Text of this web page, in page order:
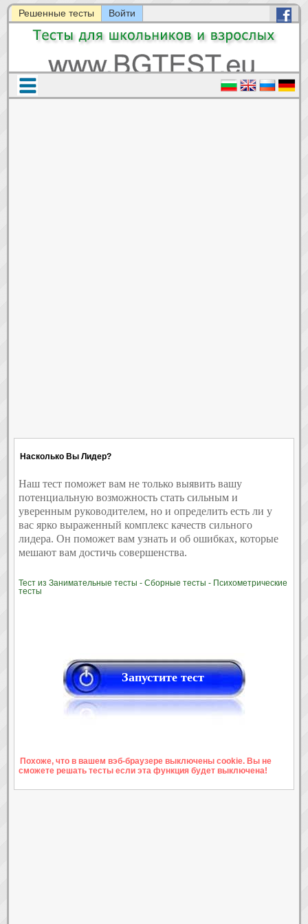
Решенные тесты Войти
Насколько Вы Лидер?
Наш тест поможет вам не только выявить вашу
потенциальную возможность стать сильным и
уверенным руководителем, но и определить есть ли у
вас ярко выраженный комплекс качеств сильного
лидера. Он поможет вам узнать и об ошибках, которые
мешают вам достичь совершенства.
Тест из Занимательные тесты - Сборные тесты - Психометрические
тесты
Запустите тест
Похоже, что в вашем вэб-браузере выключены cookie. Вы не
сможете решать тесты если эта функция будет выключена!